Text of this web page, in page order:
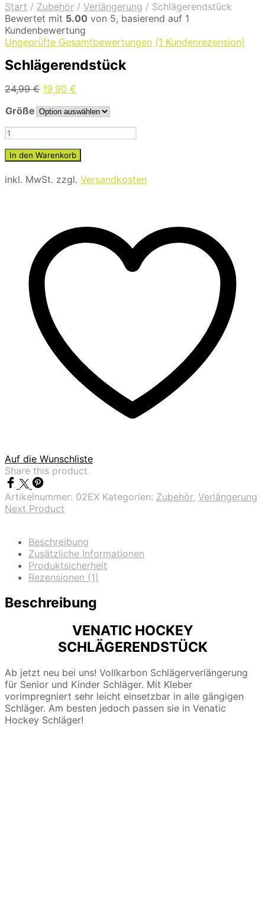
Start / Zubehör / Verlängerung / Schlägerendstück
Bewertet mit 5.00 von 5, basierend auf 1
Kundenbewertung
Ungeprüfte Gesamtbewertungen (1 Kundenrezension)
Schlägerendstück
24,99€ Ursprünglicher
war:
24,99 €
19,90 €
ist:
19,90 €.
Größe
Schlägerendstück
In den Warenkorb
inkl. MwSt. zzgl. Versandkosten
Auf die Wunschliste
Share this product
Artikelnummer: 02EX Kategorien: Zubehör, Verlängerung
Next Product
Beschreibung
Zusätzliche Informationen
Produktsicherheit
Rezensionen (1)
Beschreibung
VENATIC HOCKEY
SCHLÄGERENDSTÜCK
Ab jetzt neu bei uns! Vollkarbon Schlägerverlängerung
für Senior und Kinder Schläger. Mit Kleber
vorimpregniert sehr leicht einsetzbar in alle gängigen
Schläger. Am besten jedoch passen sie in Venatic
Hockey Schläger!